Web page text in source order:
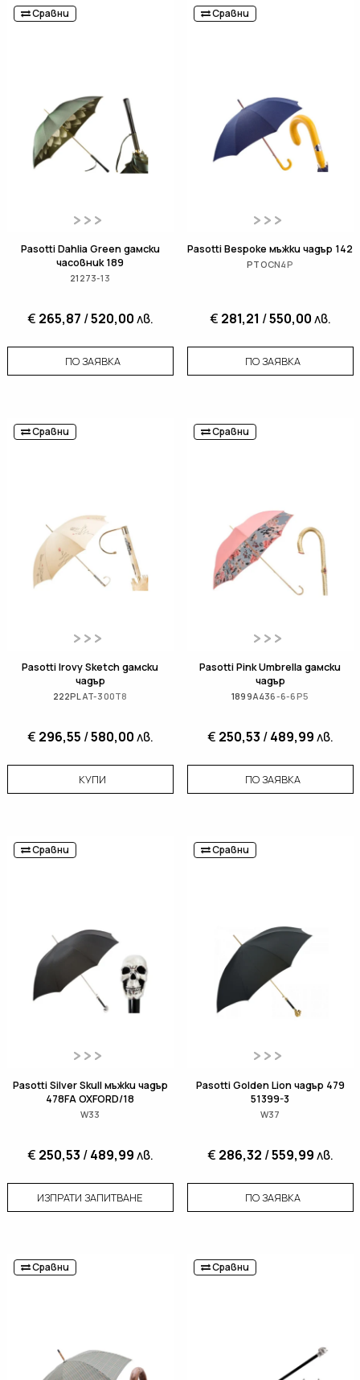
Сравни
Pasotti Dahlia Green дамски
часовник 189
21273-13
€ 265,87 /520,00лв.
ПО ЗАЯВКА
Сравни
Pasotti Bespoke мъжки чадър 142
PTOCN4P
€ 281,21 /550,00лв.
ПО ЗАЯВКА
Сравни
Pasotti Irovy Sketch дамски
чадър
222PLAT-300T8
€ 296,55 /580,00лв.
КУПИ
Сравни
Pasotti Pink Umbrella дамски
чадър
1899A436-6-6P5
€ 250,53 /489,99лв.
ПО ЗАЯВКА
Сравни
Pasotti Silver Skull мъжки чадър
478FA OXFORD/18
W33
€ 250,53 /489,99лв.
ИЗПРАТИ ЗАПИТВАНЕ
Сравни
Pasotti Golden Lion чадър 479
51399-3
W37
€ 286,32 /559,99лв.
ПО ЗАЯВКА
Сравни Сравни